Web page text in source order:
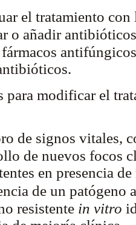
el tratamiento
o añadir
para modificar el
de signos vitales,
de nuevos focos
en presencia
de un patógeno
resistente in vitro